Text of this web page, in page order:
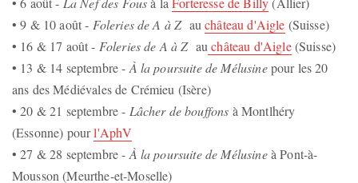
• 9 & 10 août - Foleries de A à Zauchâteau d'Aigle (Suisse)
• 16 & 17 août - Foleries de A à Zau château d'Aigle(Suisse)
• 13 & 14 septembre - À la poursuite de Mélusinepour les 20
ans des Médiévales de Crémieu (Isère)
• 20 & 21 septembre - Lâcher de bouffons à Montlhéry
(Essonne) pourl'AphV
• 27 & 28 septembre - À la poursuite de Mélusineà Pont-à-
Mousson (Meurthe-et-Moselle)